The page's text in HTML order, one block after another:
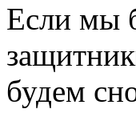
Если мы
будем